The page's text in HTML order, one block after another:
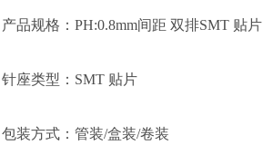
产品规格：PH:0.8mm间距 双排SMT 贴片
针座类型：SMT 贴片
包装方式：管装/盒装/卷装